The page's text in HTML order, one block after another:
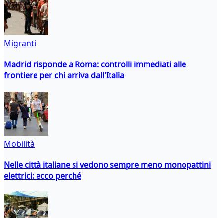
Migranti
Madrid risponde a Roma: controlli immediati alle
frontiere per chi arriva dall'Italia
Mobilità
Nelle città italiane si vedono sempre meno monopattini
elettrici: ecco perché